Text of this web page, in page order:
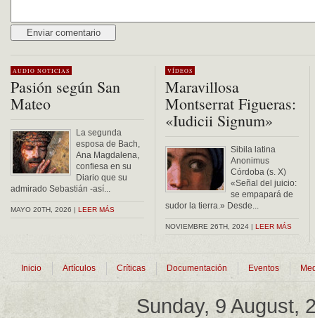
AUDIO NOTICIAS
Pasión según San
Mateo
La segunda
esposa de Bach,
Ana Magdalena,
confiesa en su
Diario que su
admirado Sebastián -así...
MAYO 20TH, 2026 | LEER MÁS
VÍDEOS
Maravillosa
Montserrat Figueras:
«Iudicii Signum»
Sibila latina
Anonimus
Córdoba (s. X)
«Señal del juicio:
se empapará de
sudor la tierra.» Desde...
NOVIEMBRE 26TH, 2024 | LEER MÁS
Inicio Artículos Críticas Documentación Eventos
Sunday, 9 August,